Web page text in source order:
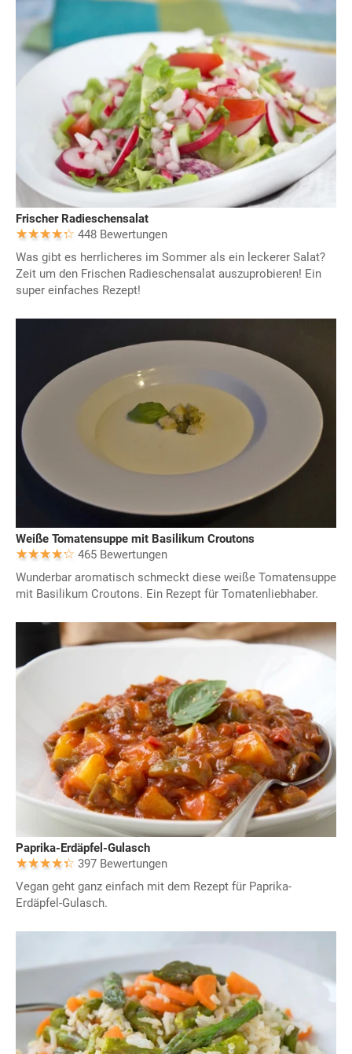
Frischer Radieschensalat
448 Bewertungen
Was gibt es herrlicheres im Sommer als ein leckerer Salat?
Zeit um den Frischen Radieschensalat auszuprobieren! Ein
super einfaches Rezept!
Weiße Tomatensuppe mit Basilikum Croutons
465 Bewertungen
Wunderbar aromatisch schmeckt diese weiße Tomatensuppe
mit Basilikum Croutons. Ein Rezept für Tomatenliebhaber.
Paprika-Erdäpfel-Gulasch
397 Bewertungen
Vegan geht ganz einfach mit dem Rezept für Paprika-
Erdäpfel-Gulasch.